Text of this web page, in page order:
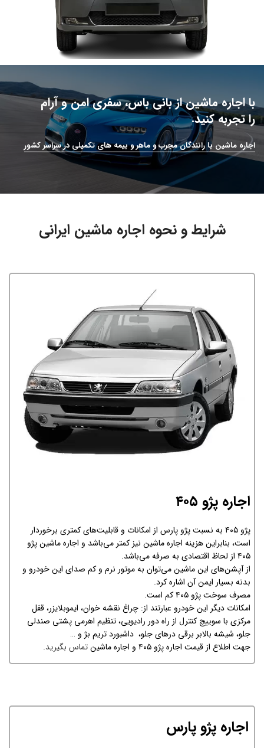
با اجاره ماشین از بانی باس، سفری امن و آرام
را تجربه کنید.
اجاره ماشین با رانندگان مجرب و ماهر و بیمه های تکمیلی در سراسر کشور
شرایط و نحوه اجاره ماشین ایرانی
اجاره پژو ۴۰۵
پژو ۴۰۵ به نسبت پژو پارس از امکانات و قابلیت‌های کمتری برخوردار
است، بنابراین هزینه اجاره ماشین نیز کمتر می‌باشد و اجاره ماشین پژو
۴۰۵ از لحاظ اقتصادی به صرفه می‌باشد.
از آپشن‌های این ماشین می‌توان به موتور نرم و كم صداي اين خودرو و
بدنه بسیار ایمن آن اشاره کرد.
مصرف سوخت پژو ۴۰۵ کم است.
امکانات دیگر این خودرو عبارتند از: چراغ نقشه خوان، ایموبلایزر، قفل
مركزی با سوییچ كنترل از راه دور رادیویی، تنظیم اهرمی پشتی صندلی
جلو، شیشه بالابر برقی درهای جلو، داشبورد تریم بژ و …
جهت اطلاع از قیمت اجاره پژو ۴۰۵ و اجاره ماشین
تماس بگیرید.
اجاره پژو پارس